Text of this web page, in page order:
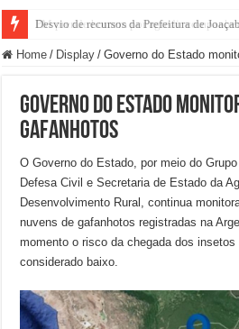
Desvio de recursos da Prefeitura de
PM prende homem por agredir
Home / Display / Governo do Estado
Governo do Estado
gafanhotos
O Governo do Estado, por meio do
Defesa Civil e Secretaria de Estado da
Desenvolvimento Rural, continua
nuvens de gafanhotos registradas na
momento o risco da chegada dos
considerado baixo.